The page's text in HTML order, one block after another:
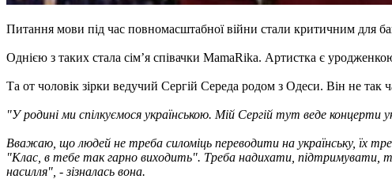
Питання мови під час повномасштабної війни стали критичним для
Однією з таких стала сім’я співачки MamaRika. Артистка є
Та от чоловік зірки ведучий Сергій Середа родом з Одеси. Він не так
"У родині ми спілкуємося українською. Мій Сергій тут веде
Вважаю, що людей не треба силоміць переводити на українську, їх
"Клас, в тебе так гарно виходить". Треба надихати, підтримувати,
насилля", - зізналась вона.